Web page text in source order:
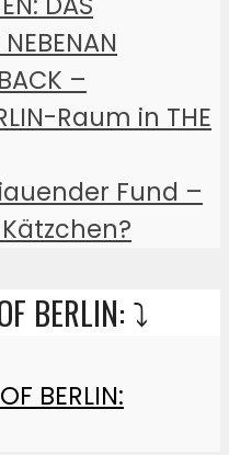
–
Raum in THE
Fund –
BERLIN: ⤵️